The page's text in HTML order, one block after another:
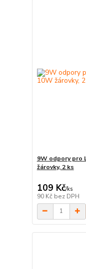
9W odpory pro
žárovky, 2 ks
109 Kč/ks
90 Kč bez DPH